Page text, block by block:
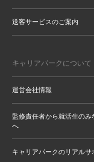
送客サービスのご案内
キャリアパークについて
運営会社情報
監修責任者から就活生のみ
へ
キャリアパークのリアルサ